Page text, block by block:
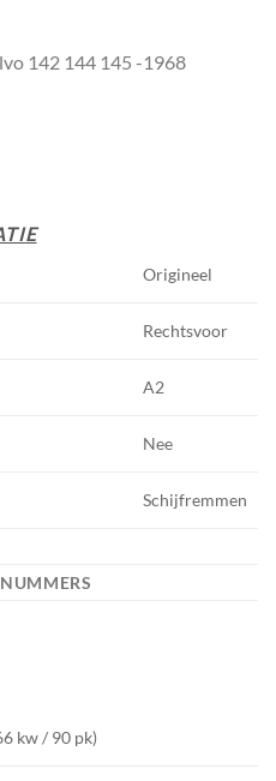
142 144 145 -1968
Origineel
Rechtsvoor
A2
Nee
Schijfremmen
kw / 90 pk)